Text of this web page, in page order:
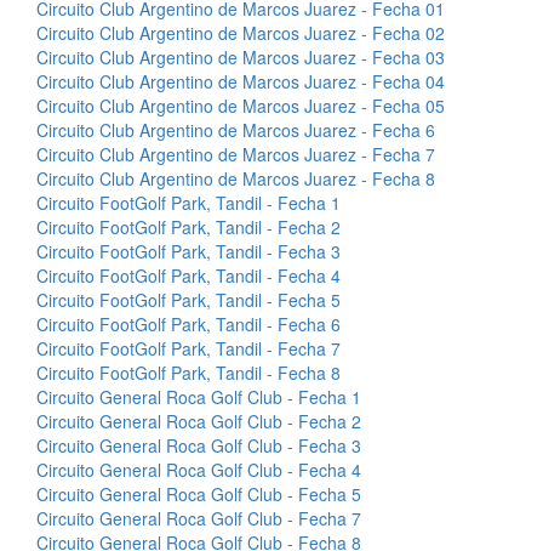
Circuito Club Argentino de Marcos Juarez - Fecha 01
Circuito Club Argentino de Marcos Juarez - Fecha 02
Circuito Club Argentino de Marcos Juarez - Fecha 03
Circuito Club Argentino de Marcos Juarez - Fecha 04
Circuito Club Argentino de Marcos Juarez - Fecha 05
Circuito Club Argentino de Marcos Juarez - Fecha 6
Circuito Club Argentino de Marcos Juarez - Fecha 7
Circuito Club Argentino de Marcos Juarez - Fecha 8
Circuito FootGolf Park, Tandil - Fecha 1
Circuito FootGolf Park, Tandil - Fecha 2
Circuito FootGolf Park, Tandil - Fecha 3
Circuito FootGolf Park, Tandil - Fecha 4
Circuito FootGolf Park, Tandil - Fecha 5
Circuito FootGolf Park, Tandil - Fecha 6
Circuito FootGolf Park, Tandil - Fecha 7
Circuito FootGolf Park, Tandil - Fecha 8
Circuito General Roca Golf Club - Fecha 1
Circuito General Roca Golf Club - Fecha 2
Circuito General Roca Golf Club - Fecha 3
Circuito General Roca Golf Club - Fecha 4
Circuito General Roca Golf Club - Fecha 5
Circuito General Roca Golf Club - Fecha 7
Circuito General Roca Golf Club - Fecha 8